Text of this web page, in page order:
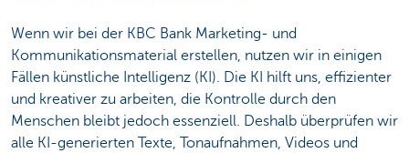
Wenn wir bei der KBC Bank Marketing- und
Kommunikationsmaterial erstellen, nutzen wir in einigen
Fällen künstliche Intelligenz (KI). Die KI hilft uns, effizienter
und kreativer zu arbeiten, die Kontrolle durch den
Menschen bleibt jedoch essenziell. Deshalb überprüfen wir
alle KI-generierten Texte, Tonaufnahmen, Videos und